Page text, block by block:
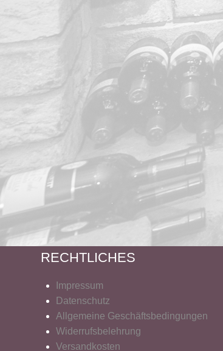
RECHTLICHES
Impressum
Datenschutz
Allgemeine Geschäftsbedingungen
Widerrufsbelehrung
Versandkosten